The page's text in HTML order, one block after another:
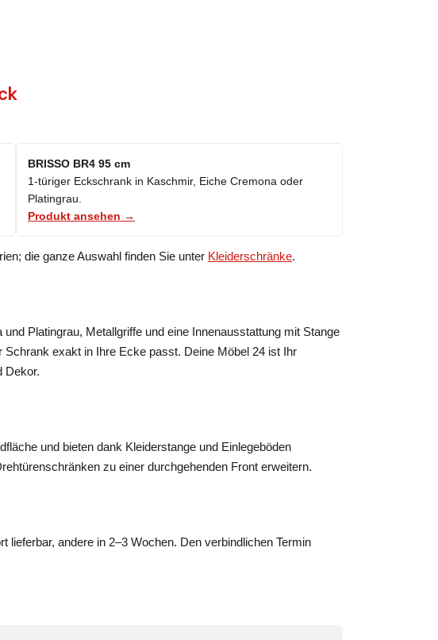
BRISSO BR4 95 cm
1-türiger Eckschrank in Kaschmir, Eiche Cremona oder
Platingrau.
Produkt ansehen →
die ganze Auswahl finden Sie unter Kleiderschränke.
Platingrau, Metallgriffe und eine Innenausstattung mit Stange
exakt in Ihre Ecke passt. Deine Möbel 24 ist Ihr
Dekor.
und bieten dank Kleiderstange und Einlegeböden
zu einer durchgehenden Front erweitern.
lieferbar, andere in 2–3 Wochen. Den verbindlichen Termin